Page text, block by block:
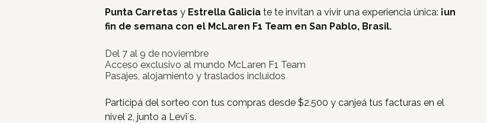
Cine
Nosotros
Punta Carretas y Estrella Galicia te te invitan a vivir una experiencia única: ¡un
fin de semana con el McLaren F1 Team en San Pablo, Brasil.
Del 7 al 9 de noviembre
Acceso exclusivo al mundo McLaren F1 Team
Pasajes, alojamiento y traslados incluidos
Participá del sorteo con tus compras desde $2.500 y canjeá tus facturas en el
nivel 2, junto a Levi´s.